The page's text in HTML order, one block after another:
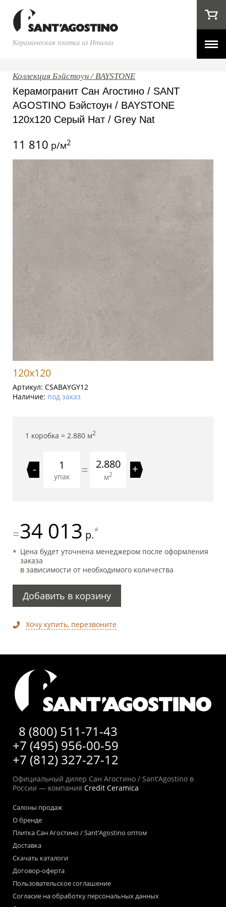
Керамическая плитка из Италии
Коллекция Бэйстоун / BAYSTONE
Керамогранит Сан Агостино / SANT
AGOSTINO Бэйстоун / BAYSTONE
120x120 Серый Нат / Grey Nat
11 810 р/м2
120x120
Артикул: CSABAYGY12
Наличие: под заказ
1 коробка = 2.880 м2
-
упак = 2.880
м2 +
=34 013 р.*
Цена будет уточнена менеджером после оформления
заказа
в зависимости от необходимого количества
Добавить в корзину
Хочу купить, перезвоните
8 (800) 511-71-43
+7 (495) 956-00-59
+7 (812) 327-27-12
Официальный дилер Сан Агостино / Sant’Agostino в
России — компания Credit Ceramica
Салоны продаж
О бренде
Плитка Сан Агостино / Sant’Agostino оптом
Доставка
Скачать каталоги
Договор-оферта
Пользовательское соглашение
Согласие на обработку персональных данных